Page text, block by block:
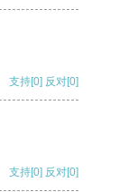
支持[0] 反对[0]
支持[0] 反对[0]